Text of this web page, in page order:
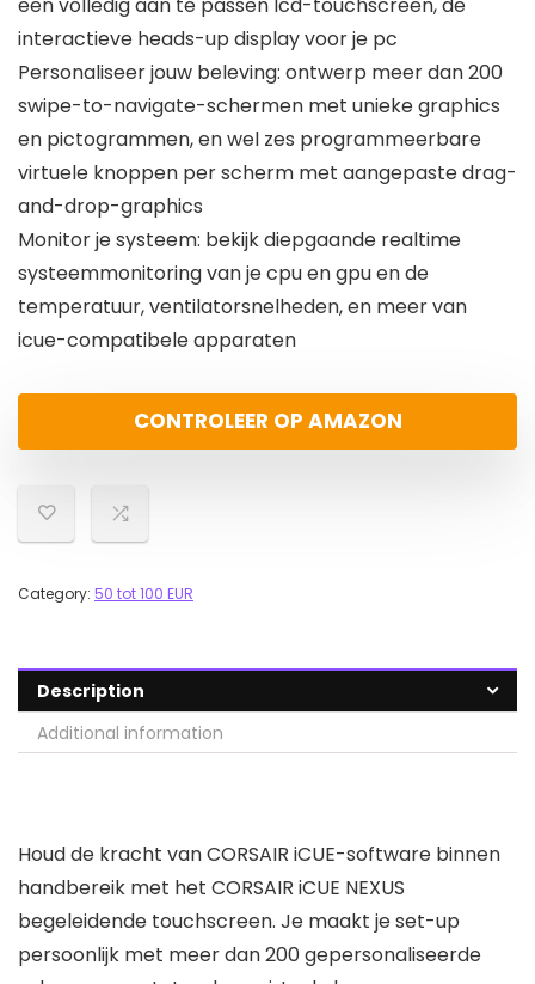
een volledig aan te passen lcd-touchscreen, de
interactieve heads-up display voor je pc
Personaliseer jouw beleving: ontwerp meer dan 200
swipe-to-navigate-schermen met unieke graphics
en pictogrammen, en wel zes programmeerbare
virtuele knoppen per scherm met aangepaste drag-
and-drop-graphics
Monitor je systeem: bekijk diepgaande realtime
systeemmonitoring van je cpu en gpu en de
temperatuur, ventilatorsnelheden, en meer van
icue-compatibele apparaten
CONTROLEER OP AMAZON
Category: 50 tot 100 EUR
Description
Additional information
Houd de kracht van CORSAIR iCUE-software binnen
handbereik met het CORSAIR iCUE NEXUS
begeleidende touchscreen. Je maakt je set-up
persoonlijk met meer dan 200 gepersonaliseerde